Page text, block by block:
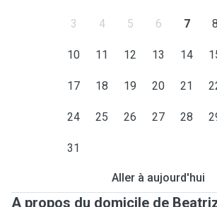
3 4 5 6 7 8
10 11 12 13 14
17 18 19 20 21
24 25 26 27 28
31
Aller à aujourd'hui
A propos du domicile de